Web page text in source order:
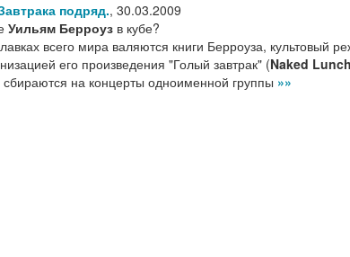
подряд., 30.03.2009
Уильям Берроуз в кубе?
всего мира валяются книги Берроуза, культовый
его произведения "Голый завтрак" (Naked Lunch
сбираются на концерты одноименной группы »»